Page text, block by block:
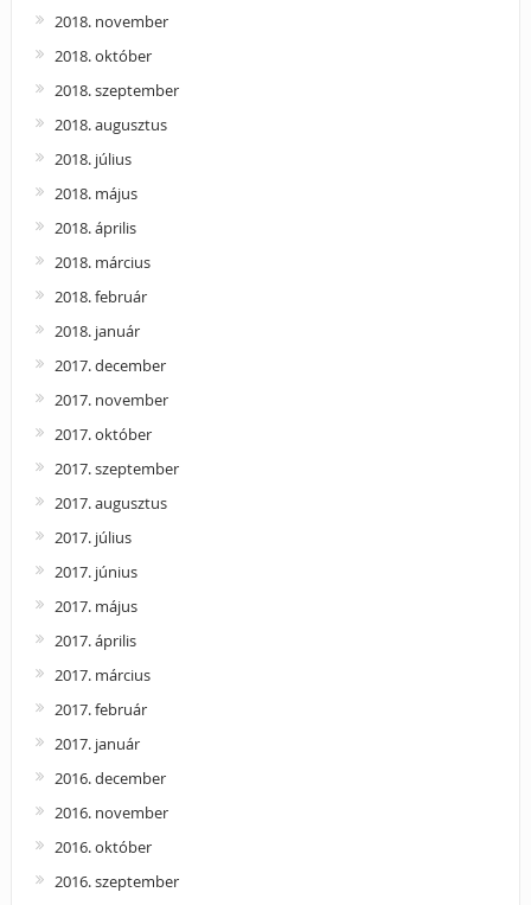
2018. november
2018. október
2018. szeptember
2018. augusztus
2018. július
2018. május
2018. április
2018. március
2018. február
2018. január
2017. december
2017. november
2017. október
2017. szeptember
2017. augusztus
2017. július
2017. június
2017. május
2017. április
2017. március
2017. február
2017. január
2016. december
2016. november
2016. október
2016. szeptember